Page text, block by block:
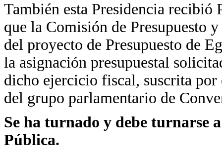
También esta Presidencia recibió
que la Comisión de Presupuesto
del proyecto de Presupuesto de
la asignación presupuestal
dicho ejercicio fiscal, suscrita
del grupo parlamentario de
Se ha turnado y debe turnarse
Pública.